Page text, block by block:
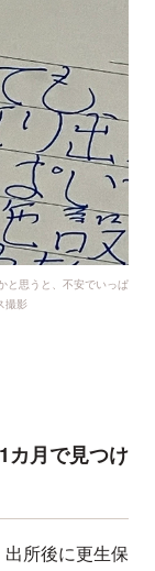
と思うと、不安でいっぱ
撮影
カ月で見つけ
所後に更生保